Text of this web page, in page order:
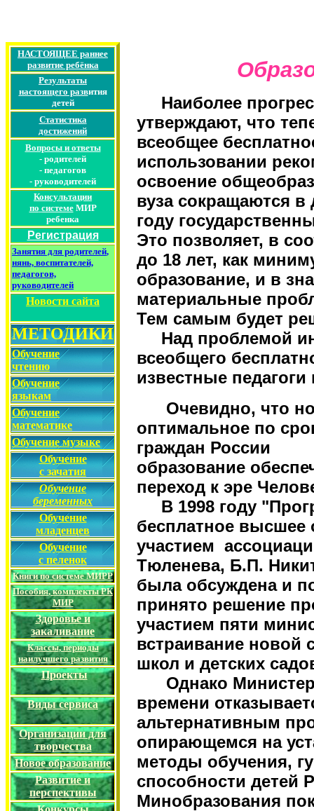
НАСТОЯЩЕЕ раннее
развитие ребёнка
Результаты
настоящего развития
детей
Статистика
достижений
Вопросы и ответы
- родителей
- педагогов
- руководителей
Консультации
по системеМИР
ребенка
Регистрация
Занятия для родителей,
нянь, воспитателей,
педагогов,
руководителей
Новости сайта
МЕТОДИКИ
Обучение
чтению
Обучение
языкам
Обучение
математике
Обучение музыке
Обучение
с зачатия
Обучение
беременных
Обучение
младенцев
Обучение
с пеленок
Книги по системе МИРР
Пособия, комплекты РК
МИР
Здоровье и
закаливание
Классы, периоды
наилучшего развития
Проекты
Виды сервиса
Организациидля
творчества
Новое образование
Развитие и
перспективы
Наиболее
утверждают, что
всеобщее
использовании
освоение
вуза сокращаются в
году
Это позволяет, в
до 18 лет, как
образование, и в
материальные
Тем самым будет
Над проблемой
всеобщего
известные
Очевидно, что
оптимальное по
граждан России
образование
переход к эре
В 1998 году
бесплатное высшее
участием
Тюленева, Б.П.
была обсуждена и
принято решение
участием пяти
встраивание новой
школ и детских
Однако
времени
альтернативным
опирающемся на
методы обучения,
способности детей
Минобразования